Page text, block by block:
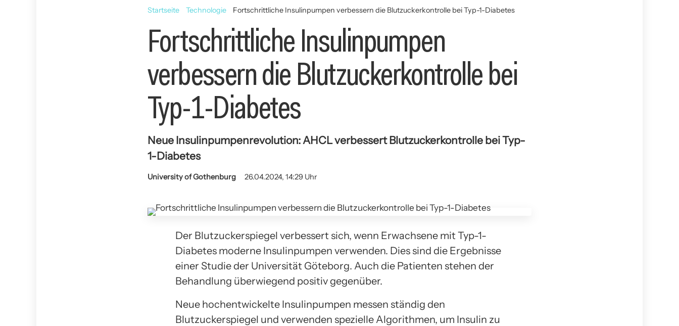
Startseite Technologie Fortschrittliche Insulinpumpen verbessern die Blutzuckerkontrolle bei Typ-1-Diabetes
Fortschrittliche Insulinpumpen
verbessern die Blutzuckerkontrolle bei
Typ-1-Diabetes
Neue Insulinpumpenrevolution: AHCL verbessert Blutzuckerkontrolle bei Typ-
1-Diabetes
University of Gothenburg 26.04.2024, 14:29 Uhr
Der Blutzuckerspiegel verbessert sich, wenn Erwachsene mit Typ-1-
Diabetes moderne Insulinpumpen verwenden. Dies sind die Ergebnisse
einer Studie der Universität Göteborg. Auch die Patienten stehen der
Behandlung überwiegend positiv gegenüber.
Neue hochentwickelte Insulinpumpen messen ständig den
Blutzuckerspiegel und verwenden spezielle Algorithmen, um Insulin zu